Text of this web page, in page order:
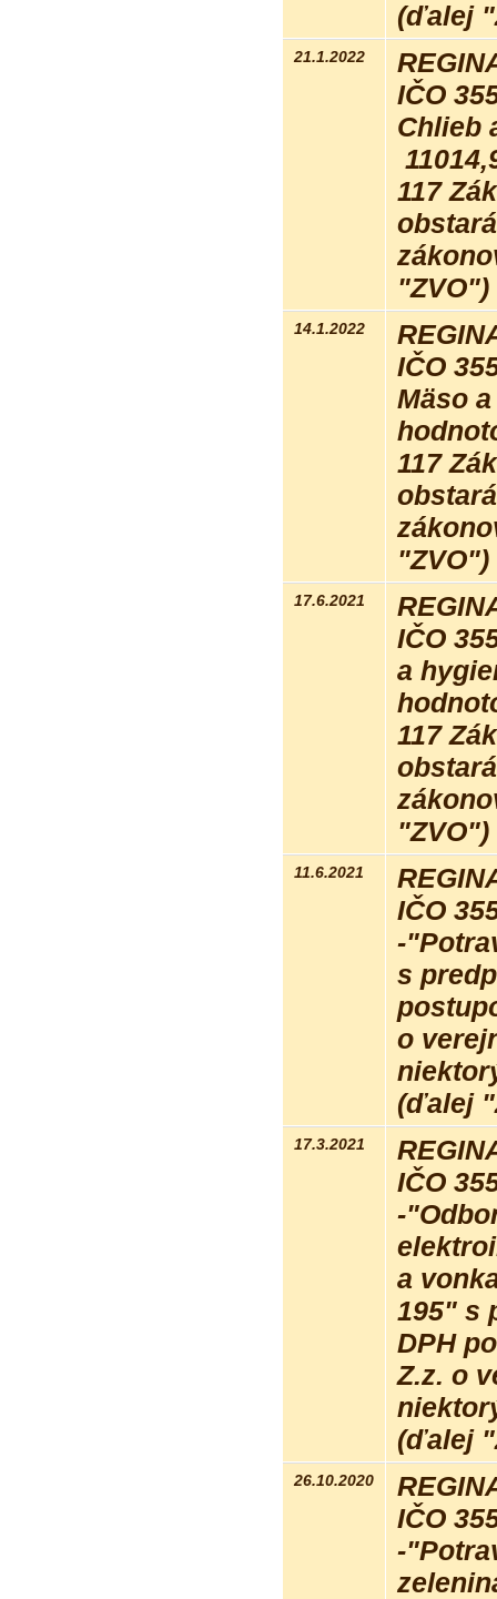
(ďalej
21.1.2022
IČO
Chlieb
117
14.1.2022
IČO
Mäso
117
17.6.2021
IČO
a
117
11.6.2021
IČO
-
s
o
(ďalej
17.3.2021
IČO
-
a
195" s
DPH
Z.z. o
(ďalej
26.10.2020
IČO
-